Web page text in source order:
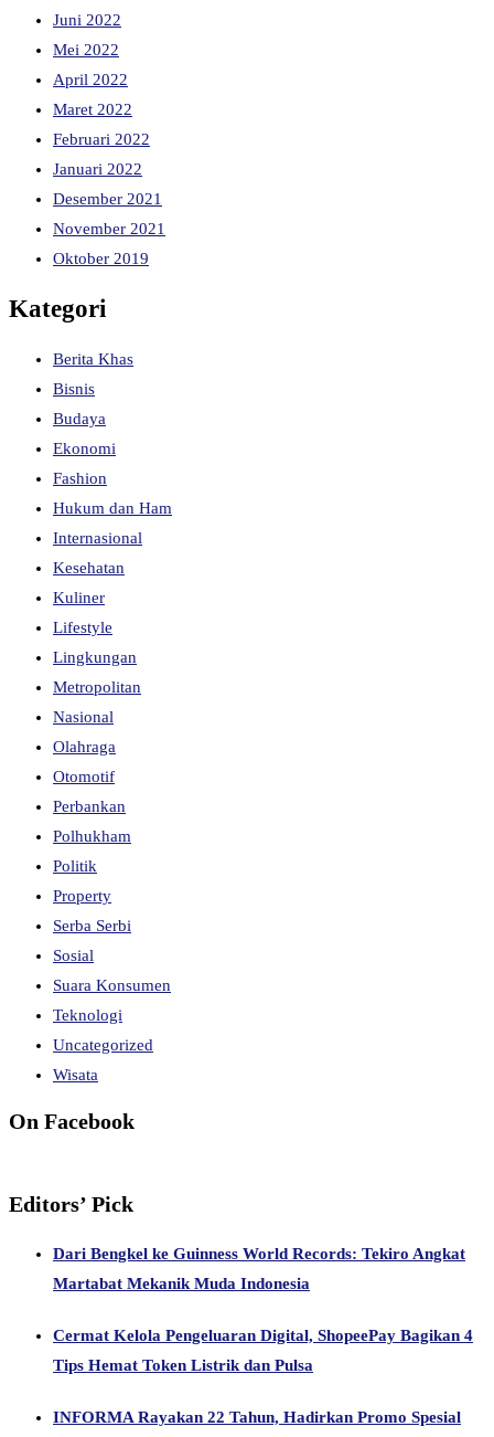
Juni 2022
Mei 2022
April 2022
Maret 2022
Februari 2022
Januari 2022
Desember 2021
November 2021
Oktober 2019
Kategori
Berita Khas
Bisnis
Budaya
Ekonomi
Fashion
Hukum dan Ham
Internasional
Kesehatan
Kuliner
Lifestyle
Lingkungan
Metropolitan
Nasional
Olahraga
Otomotif
Perbankan
Polhukham
Politik
Property
Serba Serbi
Sosial
Suara Konsumen
Teknologi
Uncategorized
Wisata
On Facebook
Editors’ Pick
Dari Bengkel ke Guinness World Records: Tekiro Angkat
Martabat Mekanik Muda Indonesia
Cermat Kelola Pengeluaran Digital, ShopeePay Bagikan 4
Tips Hemat Token Listrik dan Pulsa
INFORMA Rayakan 22 Tahun, Hadirkan Promo Spesial